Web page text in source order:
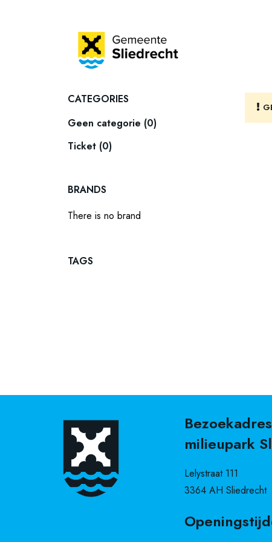
CATEGORIES
Geen categorie (0)
Ticket (0)
BRANDS
There is no brand
TAGS
Bezoekadres
milieupark
Lelystraat 111
3364 AH Sliedrecht